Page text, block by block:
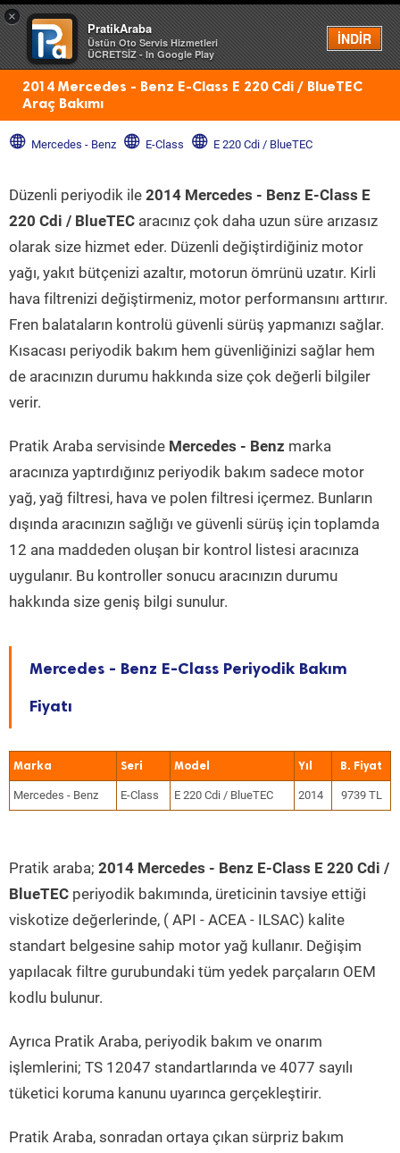
×
PratikAraba
Üstün Oto Servis Hizmetleri
ÜCRETSİZ - In Google Play
İNDİR
Menü
2014 Mercedes - Benz E-Class E 220 Cdi / BlueTEC
Araç Bakımı
Mercedes - Benz E-Class E 220 Cdi / BlueTEC
Düzenli periyodik ile 2014 Mercedes - Benz E-Class E
220 Cdi / BlueTEC aracınız çok daha uzun süre arızasız
olarak size hizmet eder. Düzenli değiştirdiğiniz motor
yağı, yakıt bütçenizi azaltır, motorun ömrünü uzatır. Kirli
hava filtrenizi değiştirmeniz, motor performansını arttırır.
Fren balataların kontrolü güvenli sürüş yapmanızı sağlar.
Kısacası periyodik bakım hem güvenliğinizi sağlar hem
de aracınızın durumu hakkında size çok değerli bilgiler
verir.
Pratik Araba servisinde Mercedes - Benz marka
aracınıza yaptırdığınız periyodik bakım sadece motor
yağ, yağ filtresi, hava ve polen filtresi içermez. Bunların
dışında aracınızın sağlığı ve güvenli sürüş için toplamda
12 ana maddeden oluşan bir kontrol listesi aracınıza
uygulanır. Bu kontroller sonucu aracınızın durumu
hakkında size geniş bilgi sunulur.
Mercedes - Benz E-Class Periyodik Bakım
Fiyatı
Marka Seri Model Yıl
Mercedes - Benz E-Class E 220 Cdi / BlueTEC 2014 9739 TL
Pratik araba; 2014 Mercedes - Benz E-Class E 220 Cdi /
BlueTEC periyodik bakımında, üreticinin tavsiye ettiği
viskotize değerlerinde, ( API - ACEA - ILSAC) kalite
standart belgesine sahip motor yağ kullanır. Değişim
yapılacak filtre gurubundaki tüm yedek parçaların OEM
kodlu bulunur.
Ayrıca Pratik Araba, periyodik bakım ve onarım
işlemlerini; TS 12047 standartlarında ve 4077 sayılı
tüketici koruma kanunu uyarınca gerçekleştirir.
Pratik Araba, sonradan ortaya çıkan sürpriz bakım